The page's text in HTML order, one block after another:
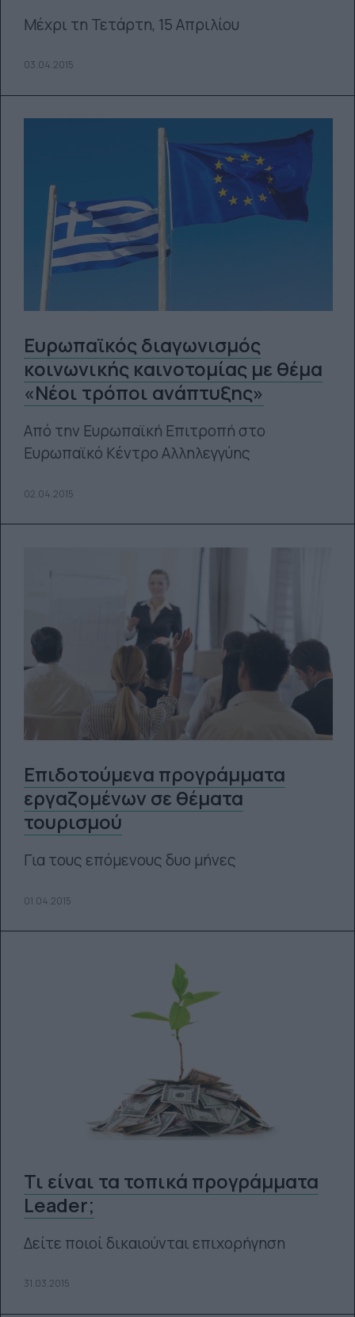
Μέχρι τη Τετάρτη, 15 Απριλίου
03.04.2015
Ευρωπαϊκός διαγωνισμός
κοινωνικής καινοτομίας με θέμα
«Νέοι τρόποι ανάπτυξης»
Από την Ευρωπαϊκή Επιτροπή στο
Ευρωπαϊκό Κέντρο Αλληλεγγύης
02.04.2015
Επιδοτούμενα προγράμματα
εργαζομένων σε θέματα
τουρισμού
Για τους επόμενους δυο μήνες
01.04.2015
Τι είναι τα τοπικά προγράμματα
Leader;
Δείτε ποιοί δικαιούνται επιχορήγηση
31.03.2015